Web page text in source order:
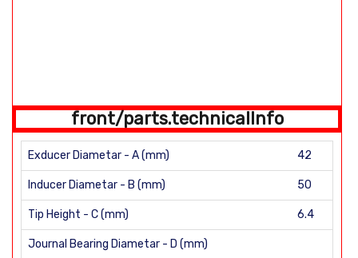
front/parts.technicalInfo
Exducer Diametar - A (mm) 42
Inducer Diametar - B (mm) 50
Tip Height - C (mm) 6.4
Journal Bearing Diametar - D (mm)